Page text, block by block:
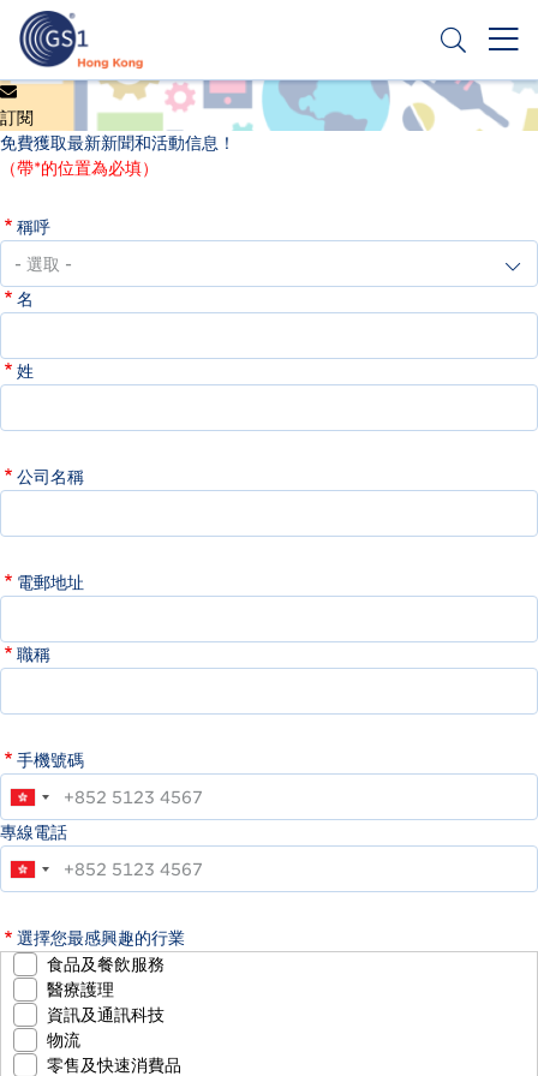
內
容
Header
Top
Second
Menu
申請條碼
訂閱
免費獲取最新新聞和活動信息！
（帶*的位置為必填）
稱呼
名
姓
公司名稱
電郵地址
職稱
手機號碼
專線電話
選擇您最感興趣的行業
食品及餐飲服務
醫療護理
資訊及通訊科技
物流
零售及快速消費品